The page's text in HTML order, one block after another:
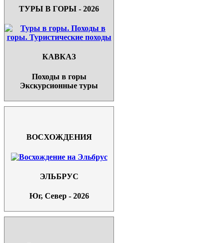
ТУРЫ В ГОРЫ - 2026
КАВКАЗ
Походы в горы
Экскурсионные туры
ВОСХОЖДЕНИЯ
ЭЛЬБРУС
Юг, Север - 2026